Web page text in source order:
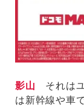
影山 それは
は新幹線や車